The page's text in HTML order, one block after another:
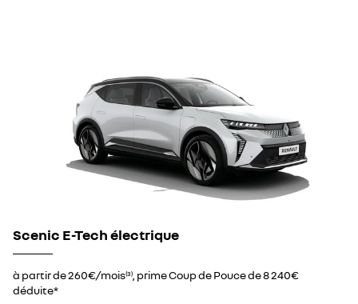
Scenic E-Tech électrique
à partir de 260€/mois(3) , prime Coup de Pouce de 8 240€
déduite*